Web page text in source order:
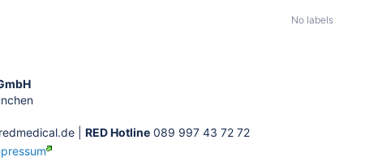
No labels
| RED Hotline089 997 43 72 72